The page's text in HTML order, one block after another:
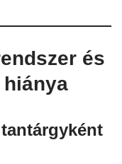
és